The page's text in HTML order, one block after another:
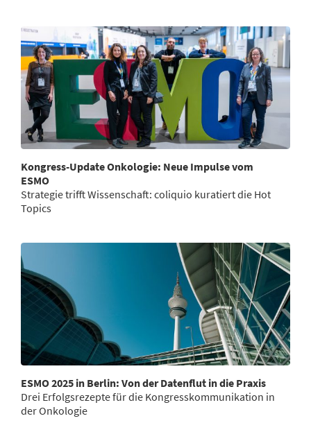
Kongress-Update Onkologie: Neue Impulse vom
ESMO
Strategie trifft Wissenschaft: coliquio kuratiert die Hot
Topics
ESMO 2025 in Berlin: Von der Datenflut in die Praxis
Drei Erfolgsrezepte für die Kongresskommunikation in
der Onkologie